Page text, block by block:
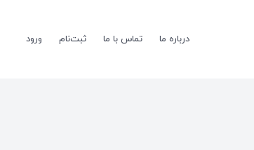
ورود ثبت‌نام تماس با ما درباره ما